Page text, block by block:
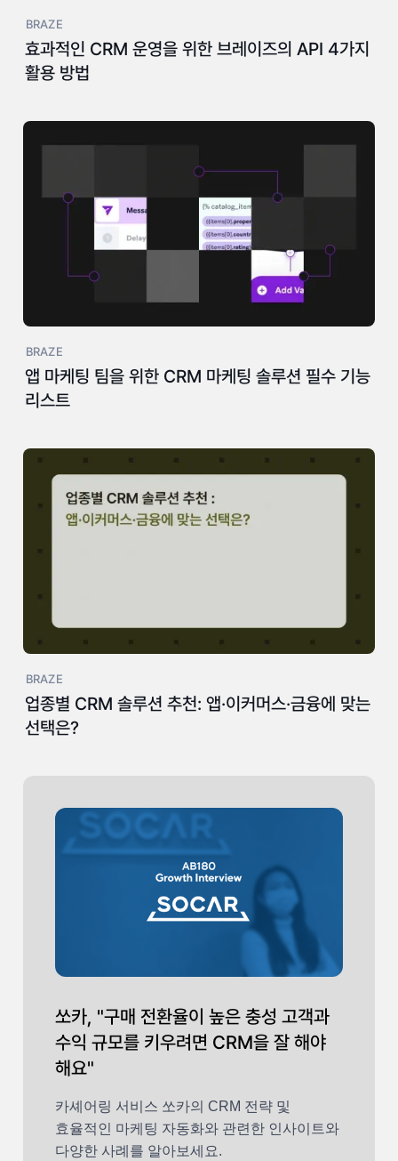
BRAZE
효과적인 CRM 운영을 위한 브레이즈의 API 4가지
활용 방법
BRAZE
앱 마케팅 팀을 위한 CRM 마케팅 솔루션 필수 기능
리스트
BRAZE
업종별 CRM 솔루션 추천: 앱·이커머스·금융에 맞는
선택은?
쏘카, "구매 전환율이 높은 충성 고객과
수익 규모를 키우려면 CRM을 잘 해야
해요"
카셰어링 서비스 쏘카의 CRM 전략 및
효율적인 마케팅 자동화와 관련한 인사이트와
다양한 사례를 알아보세요.